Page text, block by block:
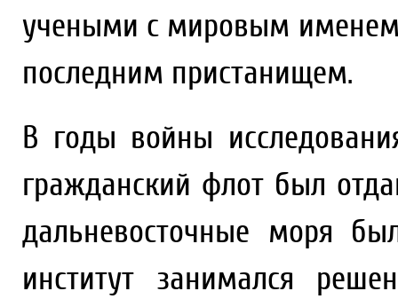
учеными с мировым
последним пристанищем.
В годы войны
гражданский флот был
дальневосточные моря
институт занимался